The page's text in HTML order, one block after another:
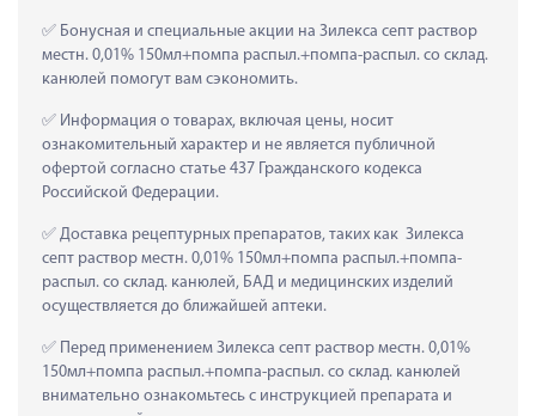
Бонусная и специальные акции на Зилекса септ раствор
местн. 0,01% 150мл+помпа распыл.+помпа-распыл. со склад.
канюлей помогут вам сэкономить.
Информация о товарах, включая цены, носит
ознакомительный характер и не является публичной
офертой согласно статье 437 Гражданского кодекса
Российской Федерации.
Доставка рецептурных препаратов, таких как  Зилекса
септ раствор местн. 0,01% 150мл+помпа распыл.+помпа-
распыл. со склад. канюлей, БАД и медицинских изделий
осуществляется до ближайшей аптеки.
Перед применением Зилекса септ раствор местн. 0,01%
150мл+помпа распыл.+помпа-распыл. со склад. канюлей
внимательно ознакомьтесь с инструкцией препарата и